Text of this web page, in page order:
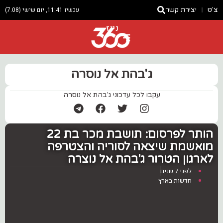
צ'ט יצירת קשר עכשיו 11:41, יום שישי (7.08)
ניוז
ג'בהת אל נוסרה
עקבו לכל עדכוני ג'בהת אל נוסרה
‏הותר לפרסום: תושבת מכר בת 22
מואשמת שיצאה לסוריה והצטרפה
לארגון הטרור ג'בהת אל נוצרה ‎
לפני 7 שנים
חדשות בארץ